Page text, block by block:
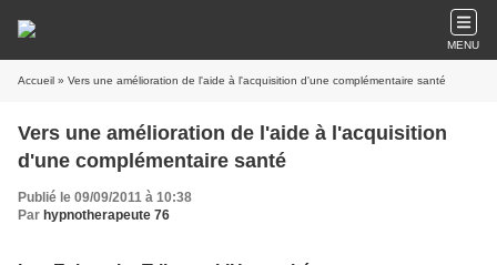
MENU
Accueil » Vers une amélioration de l'aide à l'acquisition d'une complémentaire santé
Vers une amélioration de l'aide à l'acquisition
d'une complémentaire santé
Publié le 09/09/2011 à 10:38
Par hypnotherapeute 76